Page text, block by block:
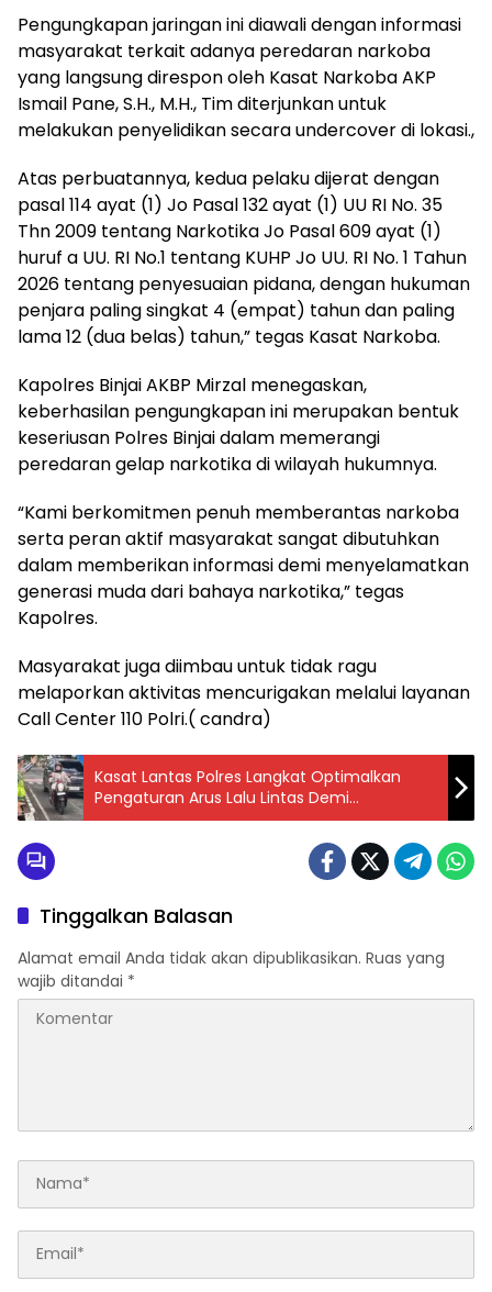
Pengungkapan jaringan ini diawali dengan informasi
masyarakat terkait adanya peredaran narkoba
yang langsung direspon oleh Kasat Narkoba AKP
Ismail Pane, S.H., M.H., Tim diterjunkan untuk
melakukan penyelidikan secara undercover di lokasi.,
Atas perbuatannya, kedua pelaku dijerat dengan
pasal 114 ayat (1) Jo Pasal 132 ayat (1) UU RI No. 35
Thn 2009 tentang Narkotika Jo Pasal 609 ayat (1)
huruf a UU. RI No.1 tentang KUHP Jo UU. RI No. 1 Tahun
2026 tentang penyesuaian pidana, dengan hukuman
penjara paling singkat 4 (empat) tahun dan paling
lama 12 (dua belas) tahun,” tegas Kasat Narkoba.
Kapolres Binjai AKBP Mirzal menegaskan,
keberhasilan pengungkapan ini merupakan bentuk
keseriusan Polres Binjai dalam memerangi
peredaran gelap narkotika di wilayah hukumnya.
“Kami berkomitmen penuh memberantas narkoba
serta peran aktif masyarakat sangat dibutuhkan
dalam memberikan informasi demi menyelamatkan
generasi muda dari bahaya narkotika,” tegas
Kapolres.
Masyarakat juga diimbau untuk tidak ragu
melaporkan aktivitas mencurigakan melalui layanan
Call Center 110 Polri.( candra)
Kasat Lantas Polres Langkat Optimalkan
Pengaturan Arus Lalu Lintas Demi
Kelancaran Aktivitas Masyarakat
Tinggalkan Balasan
Alamat email Anda tidak akan dipublikasikan. Ruas yang
wajib ditandai *